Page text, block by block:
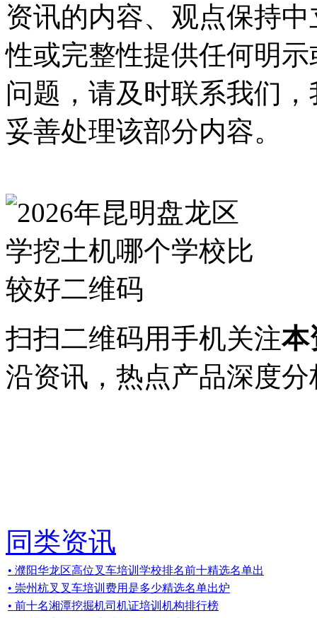
资讯的内容、观点保持
性或完整性提供任何明
问题，请及时联系我们
妥善处理该部分内容。
扫扫二维码用手机关注本
沿资讯，热点产品深度分
同类资讯
• 濮阳华龙区高位叉车培训学校排名前十精选名单出
• 崇州杭叉叉车培训费用是多少精选名单出炉
• 前十名湘潭挖掘机司机证培训机构排行榜